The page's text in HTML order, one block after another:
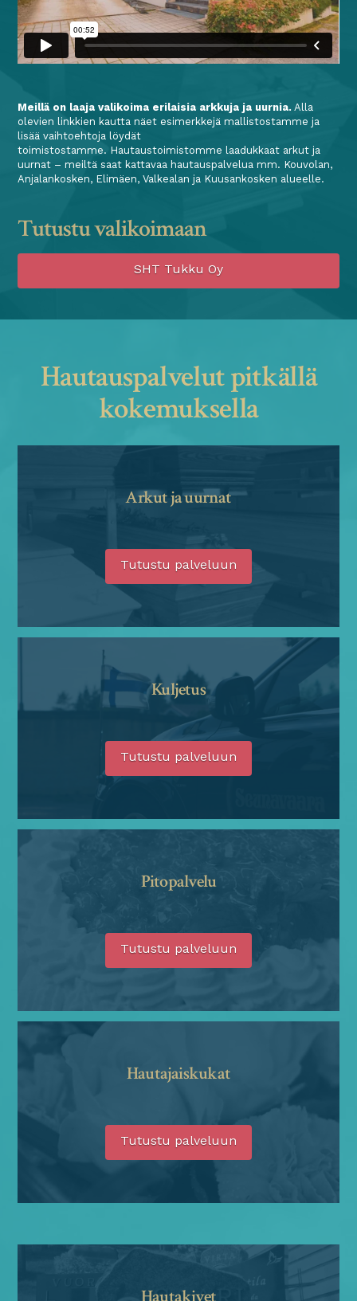
Meillä on laaja valikoima erilaisia arkkuja ja uurnia. Alla
olevien linkkien kautta näet esimerkkejä mallistostamme ja
lisää vaihtoehtoja löydät
toimistostamme. Hautaustoimistomme laadukkaat arkut ja
uurnat – meiltä saat kattavaa hautauspalvelua mm. Kouvolan,
Anjalankosken, Elimäen, Valkealan ja Kuusankosken alueelle.
Tutustu valikoimaan
SHT Tukku Oy
Hautauspalvelut pitkällä
kokemuksella
Arkut ja uurnat
Tutustu palveluun
Kuljetus
Tutustu palveluun
Pitopalvelu
Tutustu palveluun
Hautajaiskukat
Tutustu palveluun